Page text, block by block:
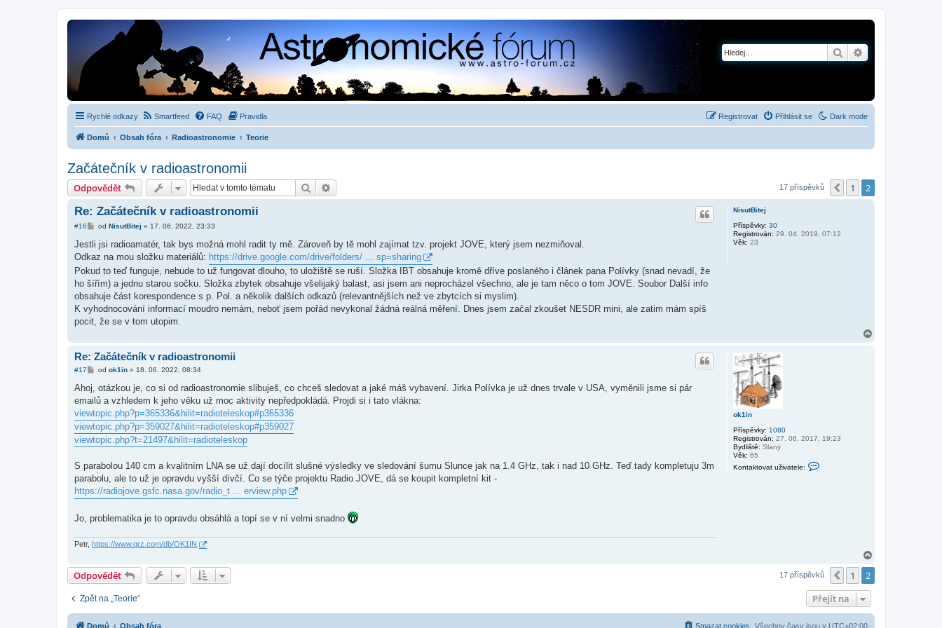
Hledat
Rychlé odkazy Dark mode
Smartfeed FAQ Pravidla Přihlásit se
Registrovat
Domů Obsah fóra Radioastronomie Teorie
Začátečník v radioastronomii
Odpovědět Hledat 17 příspěvků Předchozí
1 2
NisutBitej
Příspěvky: 30
Registrován: 29. 04. 2019, 07:12
Věk: 23
Re: Začátečník v radioastronomii
#16
P
í
s
p
ě
v
e
k
od NisutBitej » 17. 06. 2022, 23:33
Jestli jsi radioamatér, tak bys možná mohl radit ty mě. Zároveň by tě mohl zajímat tzv. projekt JOVE, který jsem nezmiňoval.
Odkaz na mou složku materiálů: https://drive.google.com/drive/folders/ ... sp=sharing
Pokud to teď funguje, nebude to už fungovat dlouho, to uložiště se ruší. Složka IBT obsahuje kromě dříve poslaného i článek pana Polívky (snad nevadí, že
ho šířím) a jednu starou sočku. Složka zbytek obsahuje všelijaký balast, asi jsem ani neprocházel všechno, ale je tam něco o tom JOVE. Soubor Další info
obsahuje část korespondence s p. Pol. a několik dalších odkazů (relevantnějších než ve zbytcích si myslim).
K vyhodnocování informací moudro nemám, neboť jsem pořád nevykonal žádná reálná měření. Dnes jsem začal zkoušet NESDR mini, ale zatim mám spíš
pocit, že se v tom utopim.
ok1in
Příspěvky: 1080
Registrován: 27. 06. 2017, 19:23
Bydliště: Slaný
Věk: 65
Kontaktovat uživatele:
i
a
t
e
l
Re: Začátečník v radioastronomii
#17
P
p
ě
v
e
k
od ok1in» 18. 06. 2022, 08:34
Ahoj, otázkou je, co si od radioastronomie slibuješ, co chceš sledovat a jaké máš vybavení. Jirka Polívka je už dnes trvale v USA, vyměnili jsme si pár
emailů a vzhledem k jeho věku už moc aktivity nepředpokládá. Projdi si i tato vlákna:
viewtopic.php?p=365336&hilit=radioteleskop#p365336
viewtopic.php?p=359027&hilit=radioteleskop#p359027
viewtopic.php?t=21497&hilit=radioteleskop
S parabolou 140 cm a kvalitním LNA se už dají docílit slušné výsledky ve sledování šumu Slunce jak na 1.4 GHz, tak i nad 10 GHz. Teď tady kompletuju 3m
parabolu, ale to už je opravdu vyšší dívčí. Co se týče projektu Radio JOVE, dá se koupit kompletní kit -
https://radiojove.gsfc.nasa.gov/radio_t ... erview.php
Jo, problematika je to opravdu obsáhlá a topí se v ní velmi snadno
Petr, https://www.qrz.com/db/OK1IN
o
Odpovědět 17 příspěvků Předchozí
1 2
Zpět na „Teorie“ Přejít na
Domů Obsah fóra Všechny časy jsou v UTC+02:00
Smazat cookies